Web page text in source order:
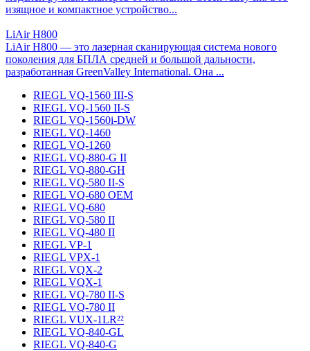
изящное и компактное устройство...
LiAir H800
LiAir H800 — это лазерная сканирующая система нового
поколения для БПЛА средней и большой дальности,
разработанная GreenValley International. Она ...
RIEGL VQ-1560 III-S
RIEGL VQ-1560 II-S
RIEGL VQ-1560i-DW
RIEGL VQ-1460
RIEGL VQ-1260
RIEGL VQ-880-G II
RIEGL VQ-880-GH
RIEGL VQ-580 II-S
RIEGL VQ-680 OEM
RIEGL VQ-680
RIEGL VQ-580 II
RIEGL VQ-480 II
RIEGL VP-1
RIEGL VPX-1
RIEGL VQX-2
RIEGL VQX-1
RIEGL VQ-780 II-S
RIEGL VQ-780 II
RIEGL VUX-1LR²²
RIEGL VQ-840-GL
RIEGL VQ-840-G